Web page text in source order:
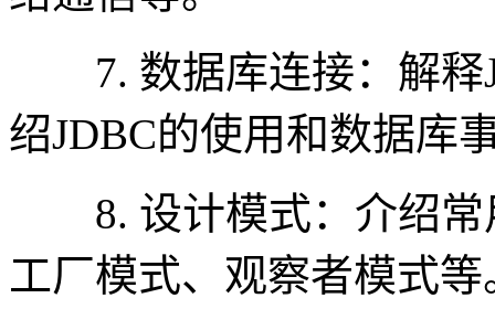
7. 数据库连接：解释
绍JDBC的使用和数据库
8. 设计模式：介绍常
工厂模式、观察者模式等